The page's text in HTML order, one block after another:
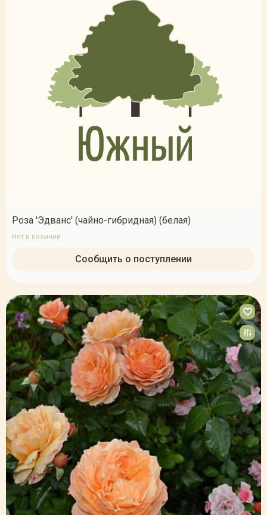
Роза 'Эдванс' (чайно-гибридная) (белая)
Нет в наличии
Сообщить о поступлении